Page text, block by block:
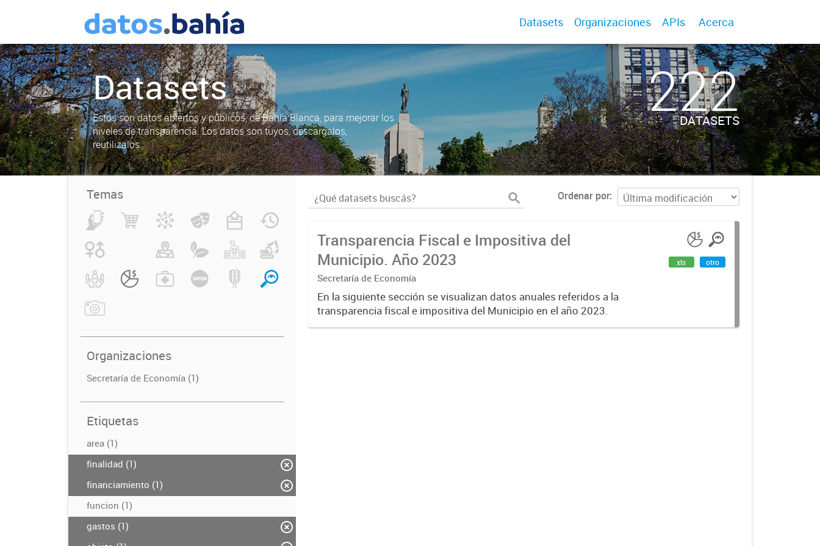
Datasets Organizaciones APIs Acerca
Datasets
Estos son datos abiertos y públicos, de Bahía Blanca, para mejorar los
niveles de transparencia. Los datos son tuyos, descargalos,
reutilizalos.
222
DATASETS
Temas
Organizaciones
Secretaría de Economía (1)
Etiquetas
area (1)
finalidad (1)
financiamiento (1)
funcion (1)
gastos (1)
Ordenar por
Transparencia Fiscal e Impositiva del
Municipio. Año 2023
Secretaría de Economía
En la siguiente sección se visualizan datos anuales referidos a la
transparencia fiscal e impositiva del Municipio en el año 2023.
xls otro